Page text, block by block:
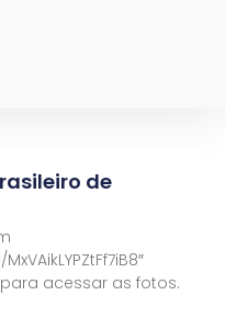
de
acessar as fotos.